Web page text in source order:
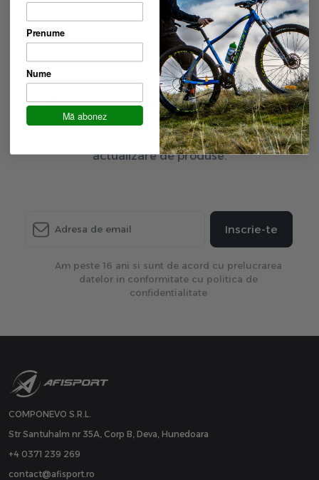
Aboneaza-te la newsletter
Fii primul care afla ultimele oferte exclusive și ultima
actualizare de produse.
Inscrie-te
Am peste 16 ani si sunt de acord cu prelucrarea
datelor in conformitate cu politica de
confidentialitate
COMPONEVO S.R.L.
Str Santuhalm nr 35A, Corp B, Deva, Hunedoara
+4 0371 239 269
contact@afisport.ro
Prenume
Nume
Mă abonez